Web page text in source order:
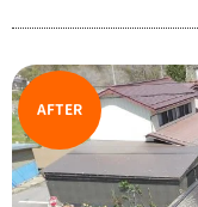
AFTER